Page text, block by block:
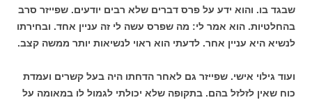
שבגד בו. והוא ידע על פרס דברים שלא רבים יודעים. שפייזר סרב
בהחלטיות. הוא אמר לי: מה שפרס עשה לי זה עניין אחד. ובחירתו
לנשיא היא עניין אחר. לדעתי הוא ראוי לנשיאות יותר ממשה קצב.
ועוד גילוי אישי. שפייזר גם לאחר הדחתו היה בעל קשרים ועמדת
כוח שאין לזלזל בהם. בתקופה שלא יכולתי לגמול לו במאומה על